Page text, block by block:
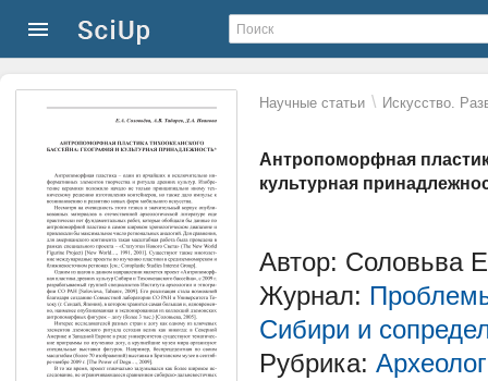
Научные статьи \ Искусство.
Антропоморфная
культурная
Автор: Соловьва
Журнал:
Сибири и
Рубрика: